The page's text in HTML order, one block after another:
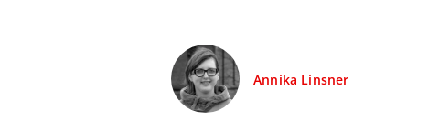
Annika Linsner